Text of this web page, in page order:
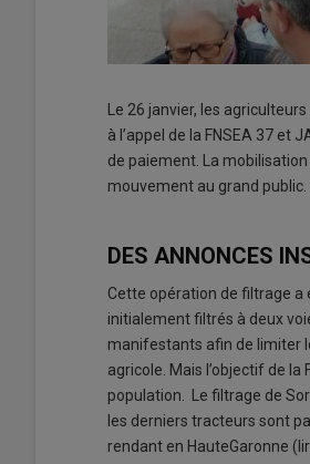
Le 26 janvier, les
à l’appel de la FNSEA 37 et
de paiement. La
mouvement au grand public.
DES ANNONCES
Cette opération de filtrage a
initialement filtrés à deux
manifestants afin de limiter
agricole. Mais l’objectif de
population. Le filtrage de
les derniers tracteurs sont
rendant en HauteGaronne